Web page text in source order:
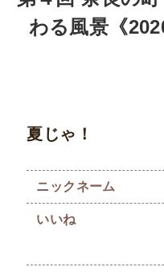
わる風景《
夏じゃ！
ニックネーム
いいね